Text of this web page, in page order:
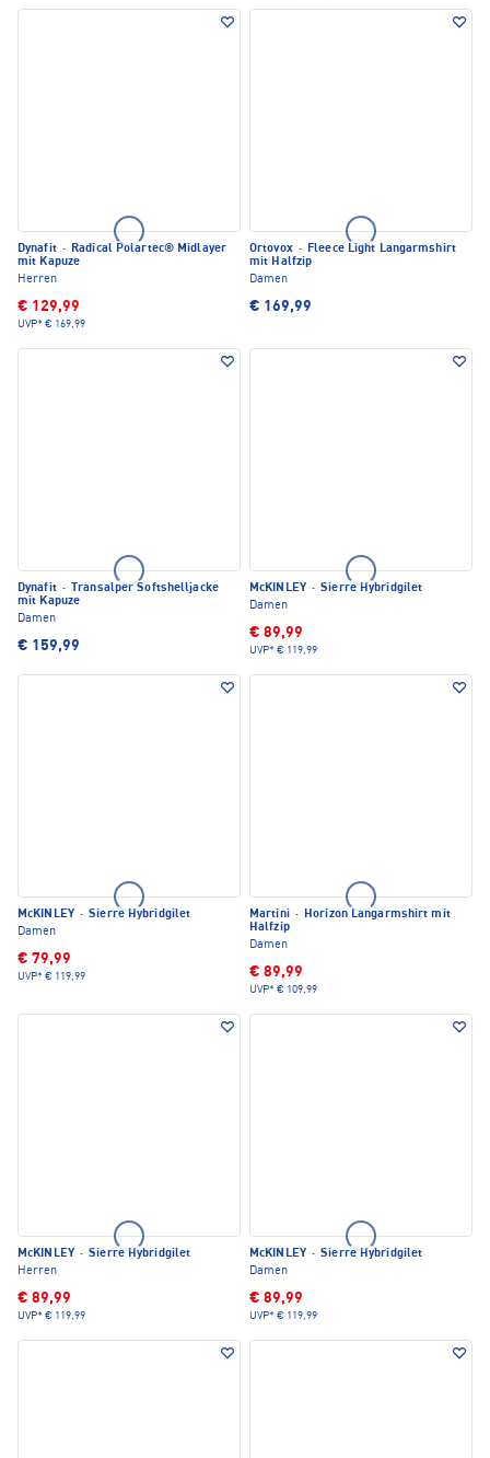
Dynafit · Radical Polartec® Midlayer
mit Kapuze
Herren
€ 129,99
UVP* € 169,99
Ortovox · Fleece Light Langarmshirt
mit Halfzip
Damen
€ 169,99
Dynafit ·
Transalper Softshelljacke
mit Kapuze
Damen
€ 159,99
McKINLEY · Sierre Hybridgilet
Damen
€ 89,99
UVP* € 119,99
McKINLEY · Sierre Hybridgilet
Damen
€ 79,99
UVP* € 119,99
Martini · Horizon Langarmshirt mit
Halfzip
Damen
€ 89,99
UVP* € 109,99
McKINLEY · Sierre Hybridgilet
Herren
€ 89,99
UVP* € 119,99
McKINLEY · Sierre Hybridgilet
Damen
€ 89,99
UVP* € 119,99